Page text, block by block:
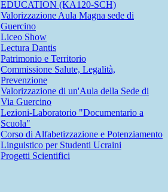
EDUCATION (KA120-SCH)
Valorizzazione Aula Magna sede di
Guercino
Liceo Show
Lectura Dantis
Patrimonio e Territorio
Commissione Salute, Legalità,
Prevenzione
Valorizzazione di un'Aula della Sede di
Via Guercino
Lezioni-Laboratorio "Documentario a
Scuola"
Corso di Alfabetizzazione e Potenziamento
Linguistico per Studenti Ucraini
Progetti Scientifici